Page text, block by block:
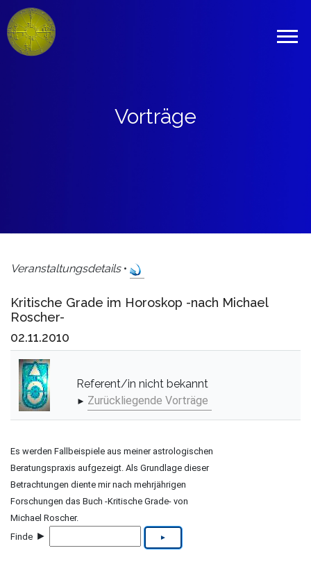
Vorträge
Veranstaltungsdetails•
Kritische Grade im Horoskop -nach Michael
Roscher-
02.11.2010
Referent/in nicht bekannt
► Zurückliegende Vorträge
Es werden Fallbeispiele aus meiner astrologischen
Beratungspraxis aufgezeigt. Als Grundlage dieser
Betrachtungen diente mir nach mehrjährigen
Forschungen das Buch -Kritische Grade- von
Michael Roscher.
Finde ►